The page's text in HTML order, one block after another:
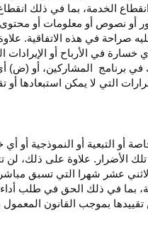
الخدمة، بما في ذلك
أو نصوص أو معلومات أو
صراحة في هذه الاتفاقية.
أي خسارة في
الأرباح أو الإيرادات
في برنامج المشاركين، أو (ض)
التي لا يمكن استبعادها أو
أو التبعية أو النموذجية أو
الأضرار. علاوة على ذلك، لن
عشر شهرا التي تسبق
بما في ذلك الحق في طلب
بموجب القانون المعمول